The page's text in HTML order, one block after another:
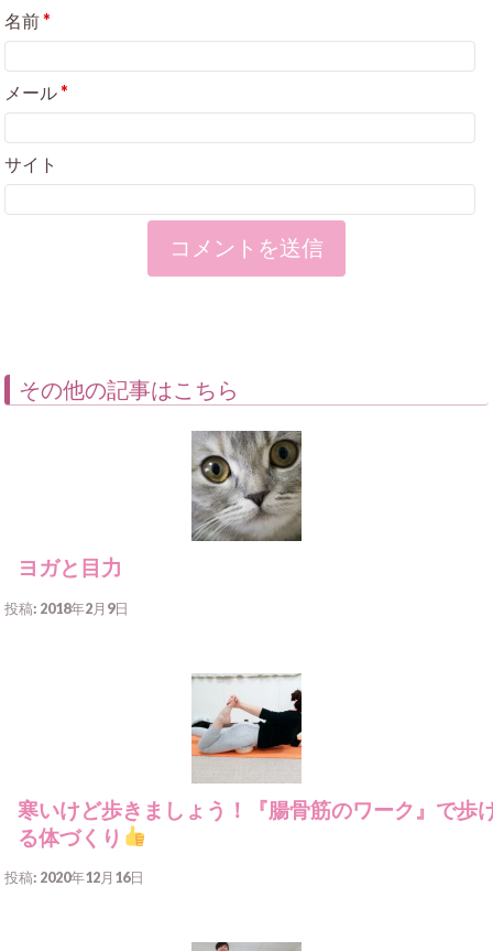
名前*
メール*
サイト
その他の記事はこちら
ヨガと目力
投稿: 2018年2月9日
寒いけど歩きましょう！『腸骨筋のワーク』で歩
る体づくり
投稿: 2020年12月16日